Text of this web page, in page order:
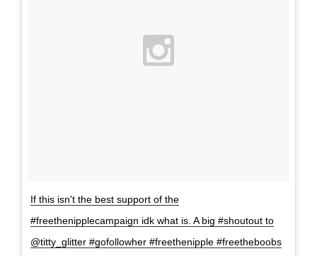
If this isn't the best support of the
#freethenipplecampaign idk what is. A big #shoutout to
@titty_glitter #gofollowher #freethenipple #freetheboobs